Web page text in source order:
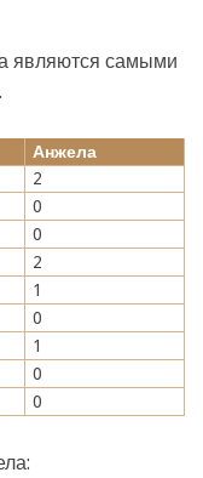
являются самыми
Анжела
2
0
0
2
1
0
1
0
0